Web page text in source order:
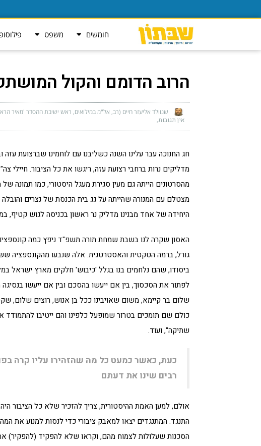
חומשים משפט
הרוב הדומם והקול
שנוולד אליעזר חיים (רב, אל"מ במילואים, ראש ישיבת ההסדר 'מאיר
אין תגובות
חג החנוכה עבר עלינו השנה כשליבנו עם לוחמינו שברצועת
מדליקים נרות ברחבי רצועת עזה, ריגשו את כל הציבור.
מהסרטונים הייתה גם מעין סגירת מעגל היסטורי, כמו תמונה
מצטלם עם המנורה שהייתה על גג בית הכנסת של נצרים
היחידה של אחד מבנינו מדליק נר ראשון בכניסה לגוש קטיף, במקום
האסון שקרה לנו בשבת שמחת תורה תשפ"ד ניפץ כמה
גורל, ברמה הטקטית והאסטרטגית. אלה שנבעו מהקונספציה
ביסודו, שהם נלחמים בנו בגלל 'כיבוש' חלקים מארץ ישראל
לפתור את הסכסוך, בין אם ייעשו בהסכם ובין אם ייעשו
שלום בר קיימא, משום שאויבינו ככל בן אנוש, רוצים שלום,
כולם שם תומכים בטרור שמופעל כלפינו והם ייטיבו להתמודד
שתיקה", ועוד.
כעת, כאשר כמעט כל מה שהזהירו עליו קרה
רבים שינו את דעתם
אולם, למען האמת ההיסטורית, צריך להזכיר שלא כל הציבור
התנגד. המתנגדים יצאו למאבק ציבורי כדי לנסות למנוע את
הסכנות שעלולות לצמוח מהם, וקראו שלא להפקיד (להפקיר)